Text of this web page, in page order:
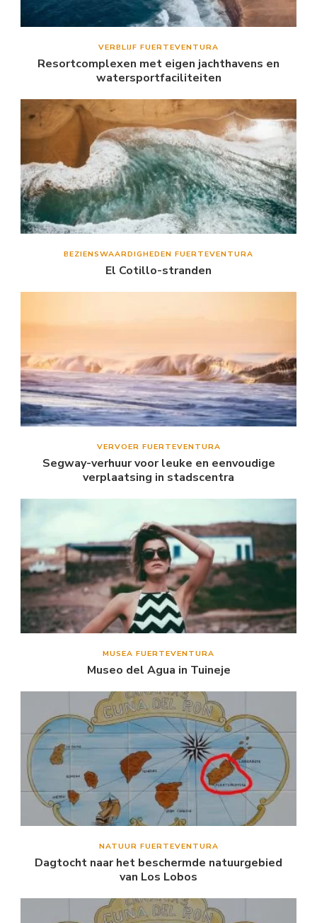
VERBLIJF FUERTEVENTURA
Resortcomplexen met eigen jachthavens en
watersportfaciliteiten
BEZIENSWAARDIGHEDEN FUERTEVENTURA
El Cotillo-stranden
VERVOER FUERTEVENTURA
Segway-verhuur voor leuke en eenvoudige
verplaatsing in stadscentra
MUSEA FUERTEVENTURA
Museo del Agua in Tuineje
NATUUR FUERTEVENTURA
Dagtocht naar het beschermde natuurgebied
van Los Lobos